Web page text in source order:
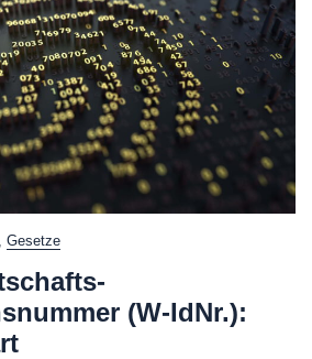
Gesetze
(W-IdNr.):